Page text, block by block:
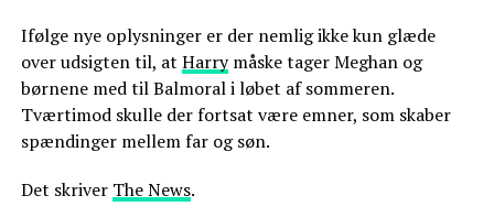
Ifølge nye oplysninger er der nemlig ikke kun glæde
over udsigten til, at Harrymåske tager Meghan og
børnene med til Balmoral i løbet af sommeren.
Tværtimod skulle der fortsat være emner, som skaber
spændinger mellem far og søn.
Det skriver The News.